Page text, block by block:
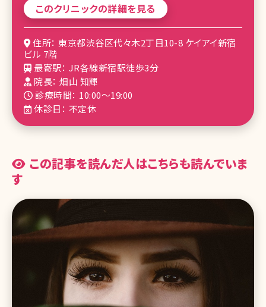
このクリニックの詳細を見る
住所： 東京都渋谷区代々木2丁目10-8 ケイアイ新宿
ビル 7階
最寄駅： JR各線新宿駅徒歩3分
院長： 畑山 知輝
診療時間： 10:00～19:00
休診日： 不定休
この記事を読んだ人はこちらも読んでいま
す